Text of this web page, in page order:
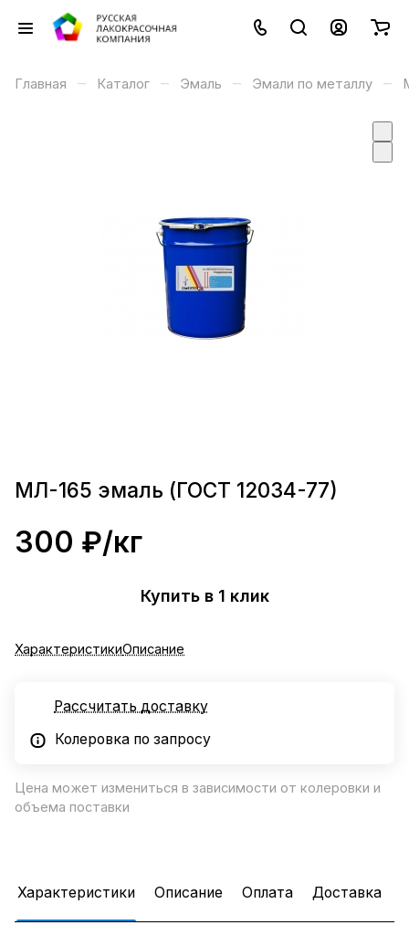
Главная – Каталог – Эмаль – Эмали по металлу –
МЛ-165 эмаль (ГОСТ 12034-77)
300 ₽/кг
Купить в 1 клик
ХарактеристикиОписание
Рассчитать доставку
Колеровка по запросу
Цена может измениться в зависимости от колеровки и
объема поставки
Характеристики Описание Оплата Доставка